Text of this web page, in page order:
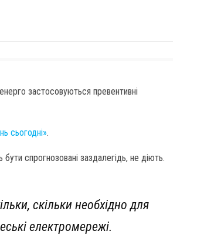
застосовуються превентивні
сьогодні».
спрогнозовані заздалегідь, не діють.
скільки необхідно для
електромережі.